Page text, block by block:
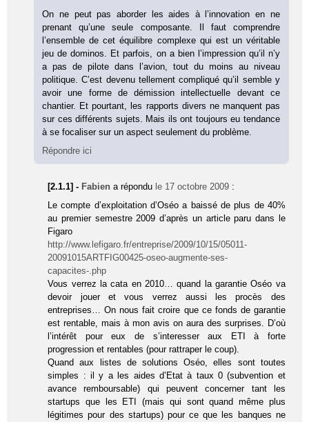
On ne peut pas aborder les aides à l’innovation en ne
prenant qu’une seule composante. Il faut comprendre
l’ensemble de cet équilibre complexe qui est un véritable
jeu de dominos. Et parfois, on a bien l’impression qu’il n’y
a pas de pilote dans l’avion, tout du moins au niveau
politique. C’est devenu tellement compliqué qu’il semble y
avoir une forme de démission intellectuelle devant ce
chantier. Et pourtant, les rapports divers ne manquent pas
sur ces différents sujets. Mais ils ont toujours eu tendance
à se focaliser sur un aspect seulement du problème.
Répondre ici
[2.1.1] - Fabien a répondu le 17 octobre 2009 :
Le compte d’exploitation d’Oséo a baissé de plus de 40%
au premier semestre 2009 d’après un article paru dans le
Figaro
http://www.lefigaro.fr/entreprise/2009/10/15/05011-
20091015ARTFIG00425-oseo-augmente-ses-
capacites-.php
Vous verrez la cata en 2010… quand la garantie Oséo va
devoir jouer et vous verrez aussi les procès des
entreprises… On nous fait croire que ce fonds de garantie
est rentable, mais à mon avis on aura des surprises. D’où
l’intérêt pour eux de s’interesser aux ETI à forte
progression et rentables (pour rattraper le coup).
Quand aux listes de solutions Oséo, elles sont toutes
simples : il y a les aides d’Etat à taux 0 (subvention et
avance remboursable) qui peuvent concerner tant les
startups que les ETI (mais qui sont quand même plus
légitimes pour des startups) pour ce que les banques ne